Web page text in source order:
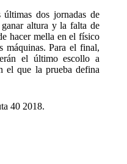
últimas dos jornadas de
altura y la falta de
hacer mella en el físico
máquinas. Para el final,
el último escollo a
el que la prueba defina
40 2018.